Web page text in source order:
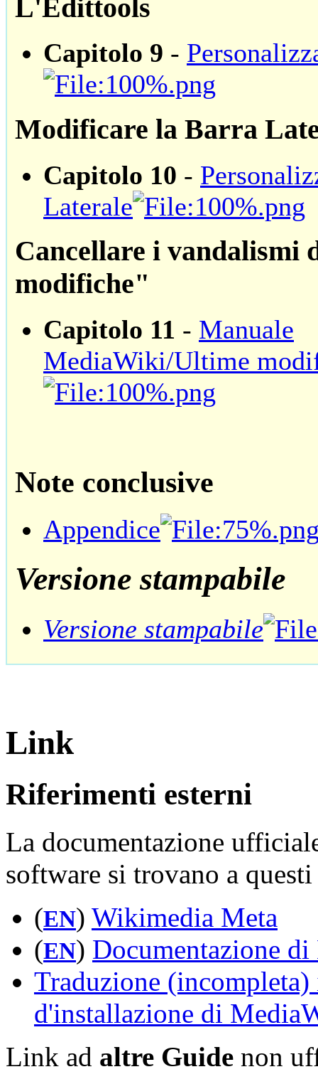
L'Edittools
Capitolo 9 -
Modificare la Barra
Capitolo 10 -
Laterale
Cancellare i vandalismi
modifiche"
Capitolo 11 - Manuale
MediaWiki/Ultime
Note conclusive
Appendice
Versione stampabile
Versione stampabile
Link
Riferimenti esterni
La documentazione
software si trovano a
(EN) Wikimedia Meta
(EN) Documentazione
Traduzione
d'installazione di
Link ad altre Guide non